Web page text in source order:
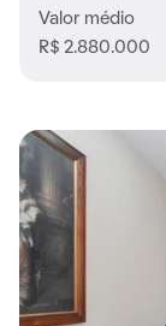
Valor médio
R$ 2.880.000